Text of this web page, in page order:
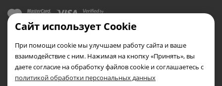
Сайт использует Cookie
При помощи cookie мы улучшаем работу сайта и ваше
взаимодействие с ним. Нажимая на кнопку «Принять», вы
даете согласие на обработку файлов cookie и соглашаетесь с
политикой обработки персональных данных